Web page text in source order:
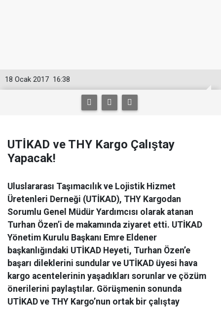
16:38
18 Ocak 2017
UTİKAD ve THY Kargo Çalıştay
Yapacak!
Uluslararası Taşımacılık ve Lojistik Hizmet
Üretenleri Derneği (UTİKAD), THY Kargodan
Sorumlu Genel Müdür Yardımcısı olarak atanan
Turhan Özen’i de makamında ziyaret etti. UTİKAD
Yönetim Kurulu Başkanı Emre Eldener
başkanlığındaki UTİKAD Heyeti, Turhan Özen’e
başarı dileklerini sundular ve UTİKAD üyesi hava
kargo acentelerinin yaşadıkları sorunlar ve çözüm
önerilerini paylaştılar. Görüşmenin sonunda
UTİKAD ve THY Kargo’nun ortak bir çalıştay